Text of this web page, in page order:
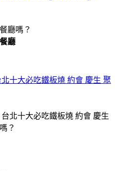
廳嗎？
廳
北十大必吃鐵板燒 約會 慶生 聚
？